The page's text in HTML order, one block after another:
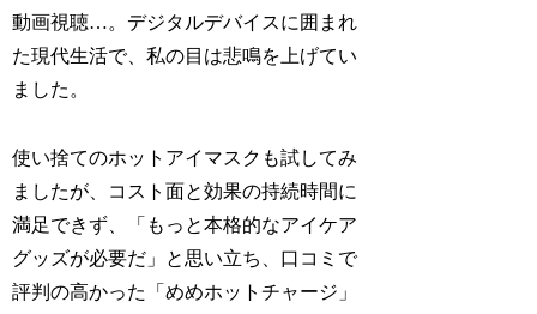
動画視聴…。デジタルデバイスに囲まれ
た現代生活で、私の目は悲鳴を上げてい
ました。
使い捨てのホットアイマスクも試してみ
ましたが、コスト面と効果の持続時間に
満足できず、「もっと本格的なアイケア
グッズが必要だ」と思い立ち、口コミで
評判の高かった「めめホットチャージ」